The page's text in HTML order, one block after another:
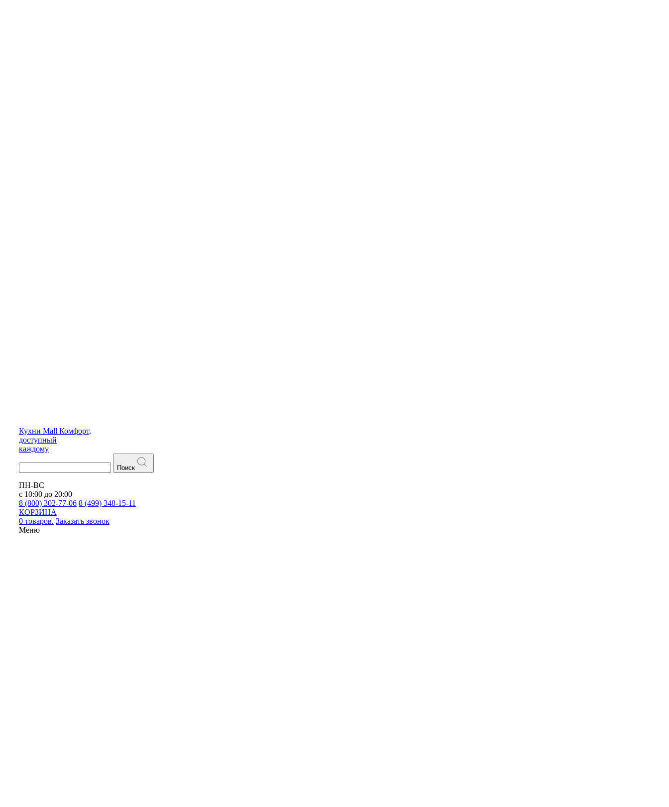
Кухни Mall Комфорт,
доступный
каждому
Поиск
ПН-ВС
с 10:00 до 20:00
8 (800) 302-77-06 8 (499) 348-15-11
КОРЗИНА
0 товаров. Заказать звонок
Меню